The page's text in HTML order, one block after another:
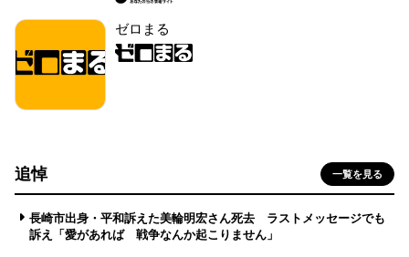
ゼロまる
追悼 一覧を見る
長崎市出身・平和訴えた美輪明宏さん死去 ラストメッセージでも
訴え「愛があれば 戦争なんか起こりません」